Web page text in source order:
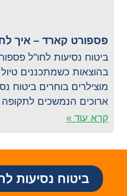
פספורט קארד – איך
ביטוח נסיעות לחו"ל
בהוצאות כשמתכננים
מוצילרים בוחרים ביטוח
ארוכים הנמשכים לתקופה
קרא עוד »
ביטוח נסיעות